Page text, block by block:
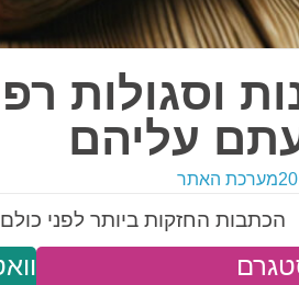
וסגולות
עליהם
מערכת האתר
הכתבות החזקות ביותר לפני